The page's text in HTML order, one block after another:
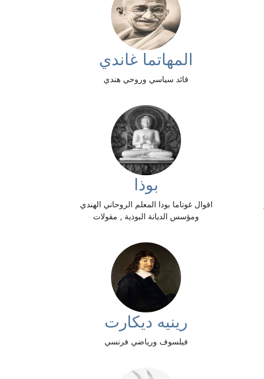
المهاتما غاندي
قائد سياسي وروحي هندي
بوذا
اقوال غوتاما بودا المعلم الروحاني الهندي
ومؤسس الديانة البوذية , مقولات
رينيه ديكارت
فيلسوف ورياضي فرنسي